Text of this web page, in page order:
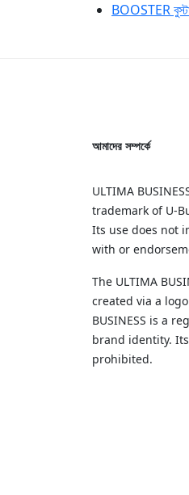
BOOSTER
আমাদের সম্পর্কে
ULTIMA
trademark of
Its use does not
with or
The ULTIMA
created via a
BUSINESS is a
brand identity.
prohibited.